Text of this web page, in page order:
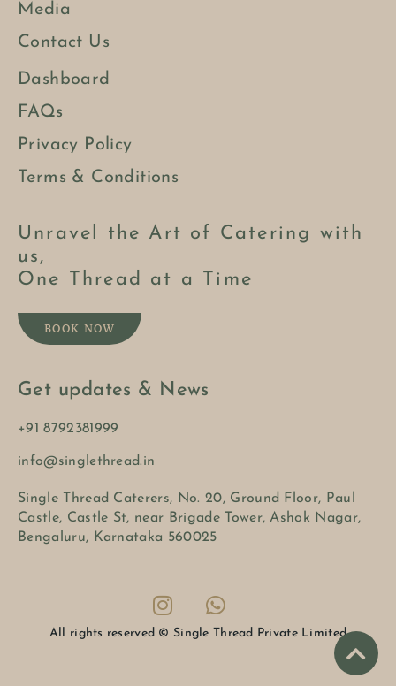
Media
Contact Us
Dashboard
FAQs
Privacy Policy
Terms & Conditions
Unravel the Art of Catering with
us,
One Thread at a Time
BOOK NOW
Get updates & News
+91 8792381999
info@singlethread.in
Single Thread Caterers, No. 20, Ground Floor, Paul
Castle, Castle St, near Brigade Tower, Ashok Nagar,
Bengaluru, Karnataka 560025
All rights reserved © Single Thread Private Limited